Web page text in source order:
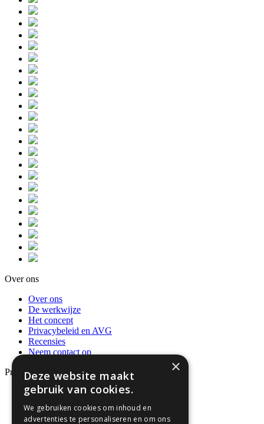
Over ons
Over ons
De werkwijze
Het concept
Privacybeleid en AVG
Recensies
Neem contact op
Producten
Dienstverleningsdocumenten
Algemene Voorwaarden
Hypotheken
×
Deze website maakt
gebruik van cookies.
We gebruiken cookies om inhoud en
advertenties te personaliseren en om ons